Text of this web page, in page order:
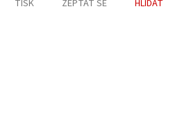
TISK ZEPTAT SE HLÍDAT